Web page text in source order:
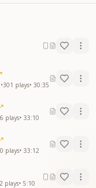
•301 plays• 30:35
plays• 33:10
plays• 33:12
plays• 5:10